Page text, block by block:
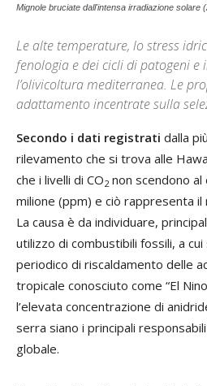
Mignole bruciate dall'intensa irradiazione solare
Le alte temperature, lo stress
fenologia e dei cicli di patogeni
l’olivicoltura mediterranea. Le
adattamento incentrate sulla
Secondo i dati registrati dalla
rilevamento che si trova alle
che i livelli di CO2 non scendono
milione (ppm) e ciò rappresenta il
La causa è da individuare,
utilizzo di combustibili fossili, a
periodico di riscaldamento delle
tropicale conosciuto come “El
l’elevata concentrazione di
serra siano i principali
globale.